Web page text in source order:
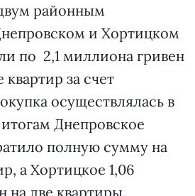
районным
и Хортицком
по 2,1 миллиона гривен
за счет
осуществлялась в
Днепровское
полную сумму на
а Хортицкое 1,06
на две квартиры.